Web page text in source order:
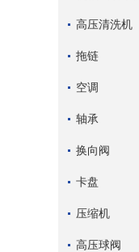
高压清洗机
拖链
空调
轴承
换向阀
卡盘
压缩机
高压球阀